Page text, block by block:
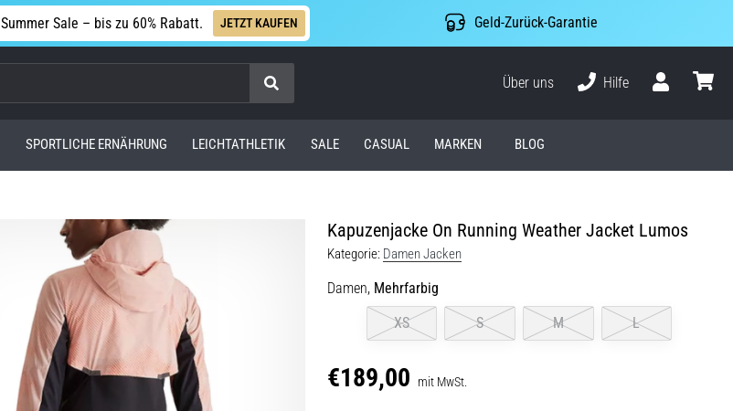
Sale – bis zu 60% Rabatt. JETZT KAUFEN Geld-Zurück-Garantie
Suche
Über uns
Hilfe
SPORTLICHE ERNÄHRUNG LEICHTATHLETIK SALE CASUAL MARKEN BLOG
Kapuzenjacke On Running Weather Jacket Lumos
Kategorie: Damen Jacken
Damen, Mehrfarbig
XS
S M L
€189,00 mit MwSt.